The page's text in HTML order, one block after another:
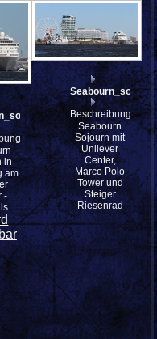
in
am
-
Beschreibung:
Seabourn
Sojourn mit
Unilever
Center,
Marco Polo
Tower und
Steiger
Riesenrad